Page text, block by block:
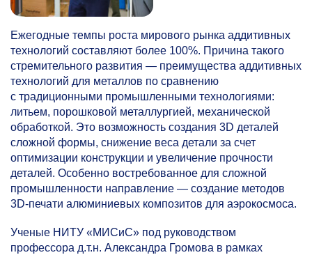
Ежегодные темпы роста мирового рынка аддитивных
технологий составляют более 100%. Причина такого
стремительного развития — преимущества аддитивных
технологий для металлов по сравнению
с традиционными промышленными технологиями:
литьем, порошковой металлургией, механической
обработкой. Это возможность создания 3D деталей
сложной формы, снижение веса детали за счет
оптимизации конструкции и увеличение прочности
деталей. Особенно востребованное для сложной
промышленности направление — создание методов
3D-печати алюминиевых композитов для аэрокосмоса.
Ученые НИТУ «МИСиС» под руководством
профессора д.т.н. Александра Громова в рамках